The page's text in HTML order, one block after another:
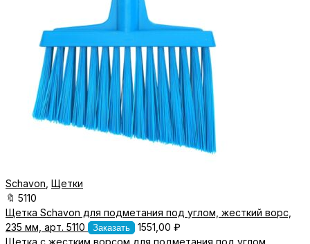
Schavon Щетки
🔖 5110
Щетка Schavon для подметания под углом, жесткий ворс,
235 мм, арт. 5110
Заказать 1551,00 ₽
Щетка с жестким ворсом для подметания под углом.